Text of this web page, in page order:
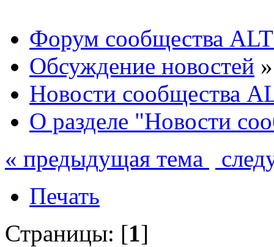
Форум сообщества
Обсуждение новостей »
Новости сообщества
О разделе "Новости
« предыдущая тема
Печать
Страницы: [1]